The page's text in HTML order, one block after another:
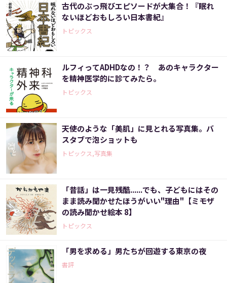
古代のぶっ飛びエピソードが大集合！『眠れ
ないほどおもしろい日本書紀』
トピックス
ルフィってADHDなの！？ あのキャラクター
を精神医学的に診てみたら。
トピックス
天使のような「美肌」に見とれる写真集。バ
スタブで泡ショットも
トピックス,写真集
「昔話」は一見残酷......でも、子どもにはその
まま読み聞かせたほうがいい"理由"【ミモザ
の読み聞かせ絵本 8】
トピックス
「男を求める」男たちが回遊する東京の夜
書評